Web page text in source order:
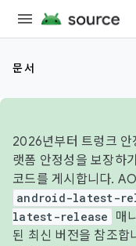
문서
2026년부터 트렁크 안
랫폼 안정성을 보장하
코드를 게시합니다.
android-latest-
latest-release
매
된 최신 버전을 참조합